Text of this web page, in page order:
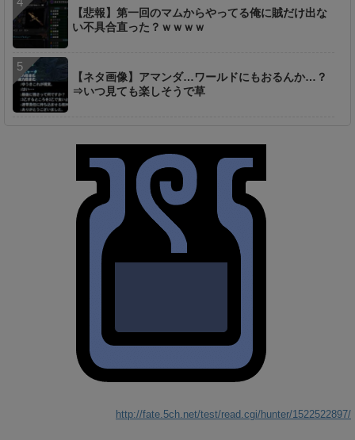
【悲報】第一回のマムからやってる俺に賊だけ出な
い不具合直った？ｗｗｗｗ
【ネタ画像】アマンダ…ワールドにもおるんか…？
⇒いつ見ても楽しそうで草
http://fate.5ch.net/test/read.cgi/hunter/1522522897/